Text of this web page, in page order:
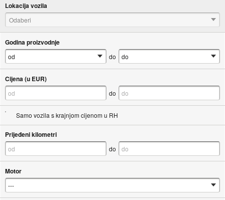
Lokacija vozila
Odaberi
Godina proizvodnje
do
Cijena (u EUR)
do
Samo vozila s krajnjom cijenom u RH
Prijeđeni kilometri
do
Motor